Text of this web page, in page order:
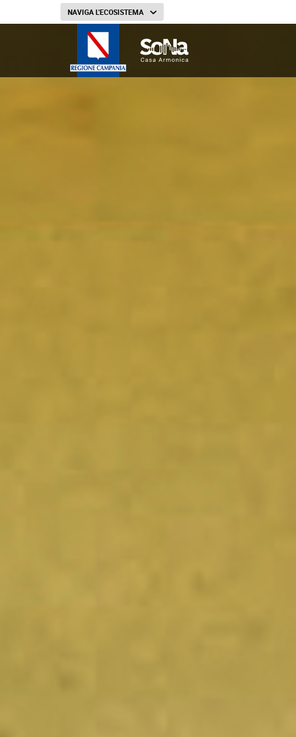
NAVIGA L'ECOSISTEMA